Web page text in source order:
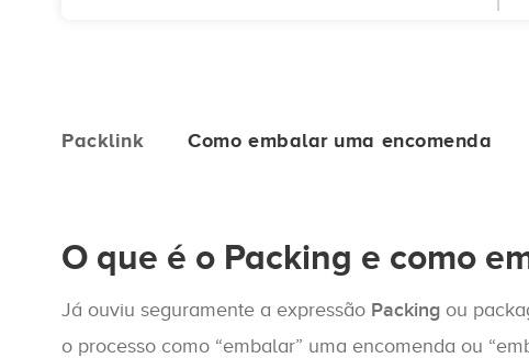
Packlink Como embalar uma encomenda
O que é o Packing e como
Já ouviu seguramente a expressão Packing ou
o processo como “embalar” uma encomenda ou